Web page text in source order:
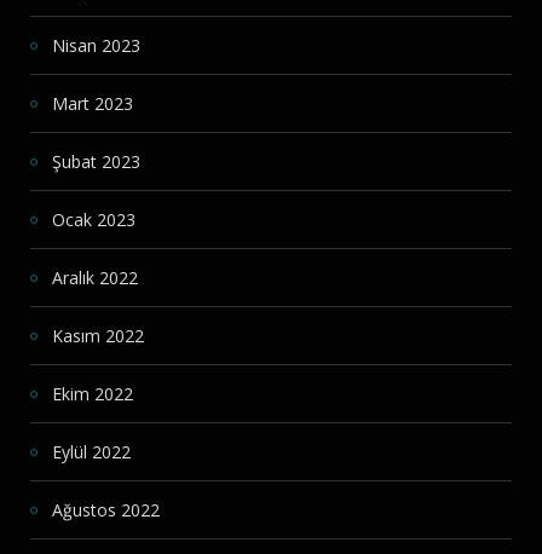
Nisan 2023
Mart 2023
Şubat 2023
Ocak 2023
Aralık 2022
Kasım 2022
Ekim 2022
Eylül 2022
Ağustos 2022